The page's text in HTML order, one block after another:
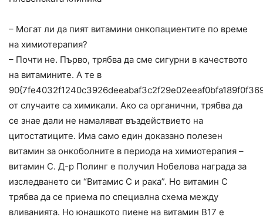
– Могат ли да пият витамини онкопациентите по време
на химиотерапия?
– Почти не. Първо, трябва да сме сигурни в качеството
на витамините. А те в
от случаите са химикали. Ако са органични, трябва да
се знае дали не намаляват въздействието на
цитостатиците. Има само един доказано полезен
витамин за онкоболните в периода на химиотерапия –
витамин С. Д-р Полинг е получил Нобелова награда за
изследването си “Витамис С и рака”. Но витамин С
трябва да се приема по специална схема между
вливанията. Но юнашкото пиене на витамин В17 е